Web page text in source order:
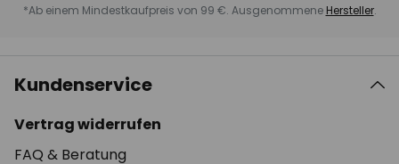
*Ab einem Mindestkaufpreis von 99 €. Ausgenommene Hersteller.
Kundenservice
Vertrag widerrufen
FAQ & Beratung